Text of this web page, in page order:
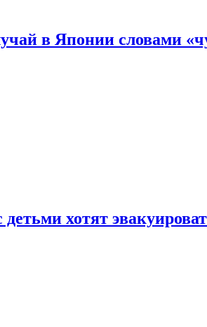
в Японии словами
хотят